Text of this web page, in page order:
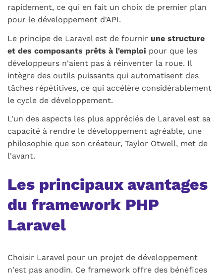
rapidement, ce qui en fait un choix de premier plan
pour le développement d'API.
Le principe de Laravel est de fournir une structure
et des composants prêts à l'emploi pour que les
développeurs n'aient pas à réinventer la roue. Il
intègre des outils puissants qui automatisent des
tâches répétitives, ce qui accélère considérablement
le cycle de développement.
L'un des aspects les plus appréciés de Laravel est sa
capacité à rendre le développement agréable, une
philosophie que son créateur, Taylor Otwell, met de
l'avant.
Les principaux avantages
du framework PHP
Laravel
Choisir Laravel pour un projet de développement
n'est pas anodin. Ce framework offre des bénéfices